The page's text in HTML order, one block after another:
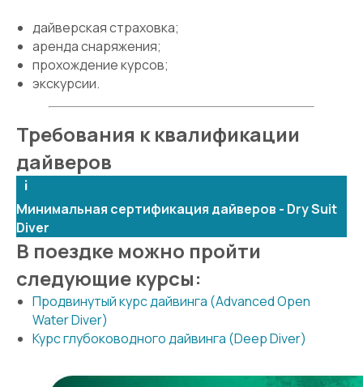
дайверская страховка;
аренда снаряжения;
прохождение курсов;
экскурсии.
Требования к квалификации
дайверов
Минимальная сертификация дайверов - Dry Suit
Diver
В поездке можно пройти
следующие курсы:
Продвинутый курс дайвинга (Advanced Open
Water Diver)
Курс глубоководного дайвинга (Deep Diver)